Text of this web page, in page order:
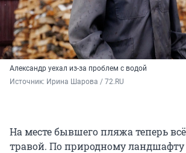
Александр уехал из-за проблем с водой
Источник: Ирина Шарова / 72.RU
На месте бывшего пляжа теперь
травой. По природному ландшафту